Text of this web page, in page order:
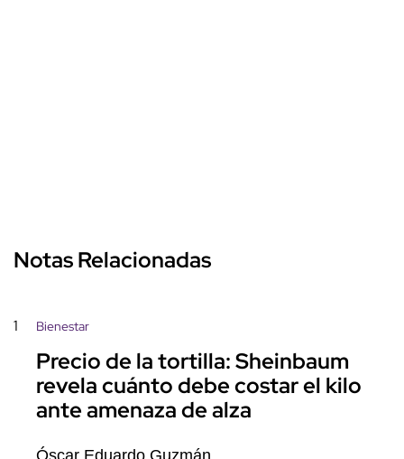
Notas Relacionadas
1 Bienestar
Precio de la tortilla: Sheinbaum
revela cuánto debe costar el kilo
ante amenaza de alza